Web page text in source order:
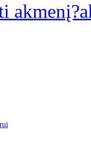
akmenį?